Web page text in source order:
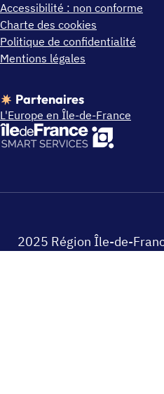
Accessibilité : non conforme
Charte des cookies
Politique de confidentialité
Mentions légales
Partenaires
L'Europe en Île-de-France
2025 Région Île-de-